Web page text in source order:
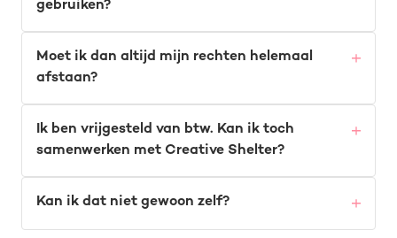
gebruiken?
Moet ik dan altijd mijn rechten helemaal
afstaan?
Ik ben vrijgesteld van btw. Kan ik toch
samenwerken met Creative Shelter?
Kan ik dat niet gewoon zelf?